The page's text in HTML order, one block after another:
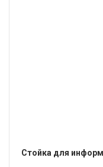
Стойка для